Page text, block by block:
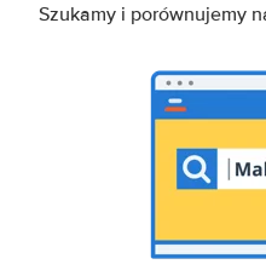
Szukamy i porównujemy